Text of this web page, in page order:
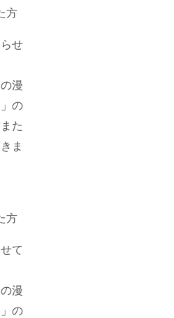
方
せ
漫
の
た
ま
方
て
漫
の